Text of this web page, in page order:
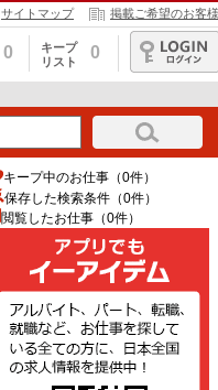
サイトマップ 掲載ご希望のお客
0
キープ
リスト
0
ログイン
キープ中のお仕事（0件）
保存した検索条件（0件）
閲覧したお仕事（0件）